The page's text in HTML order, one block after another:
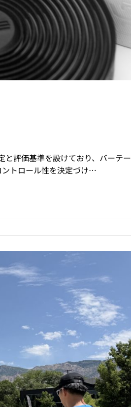
と評価基準を設けており、バーテー
ントロール性を決定づけ…